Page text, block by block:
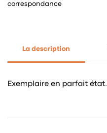
correspondance
La description
Exemplaire en parfait état.